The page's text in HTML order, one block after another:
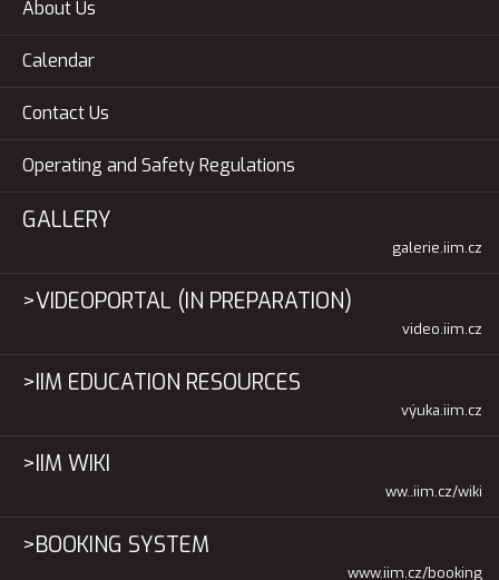
About Us
Calendar
Contact Us
Operating and Safety Regulations
GALLERY
galerie.iim.cz
>VIDEOPORTAL (IN PREPARATION)
video.iim.cz
>IIM EDUCATION RESOURCES
výuka.iim.cz
>IIM WIKI
ww..iim.cz/wiki
>BOOKING SYSTEM
www.iim.cz/booking